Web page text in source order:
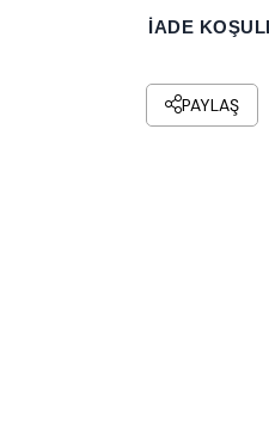
gelen
İADE
PAYLAŞ